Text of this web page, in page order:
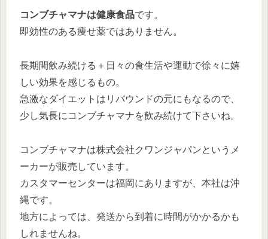
コンブチャマナは健康食品です。
即効性のある痩せ薬ではありません。
長期間飲み続ける＋日々の食生活や運動で徐々に嬉
しい効果を感じるもの。
急激なダイエットはリバウンドの元にもなるので、
少し気長にコンブチャマナを飲み続けて下さいね。
コンブチャマナは株式会社クワンジャパンというメ
ーカーが販売しています。
カスタマーセンターは福岡にありますが、本社は沖
縄です。
地方によっては、発送から到着に時間がかかるかも
しれませんね。